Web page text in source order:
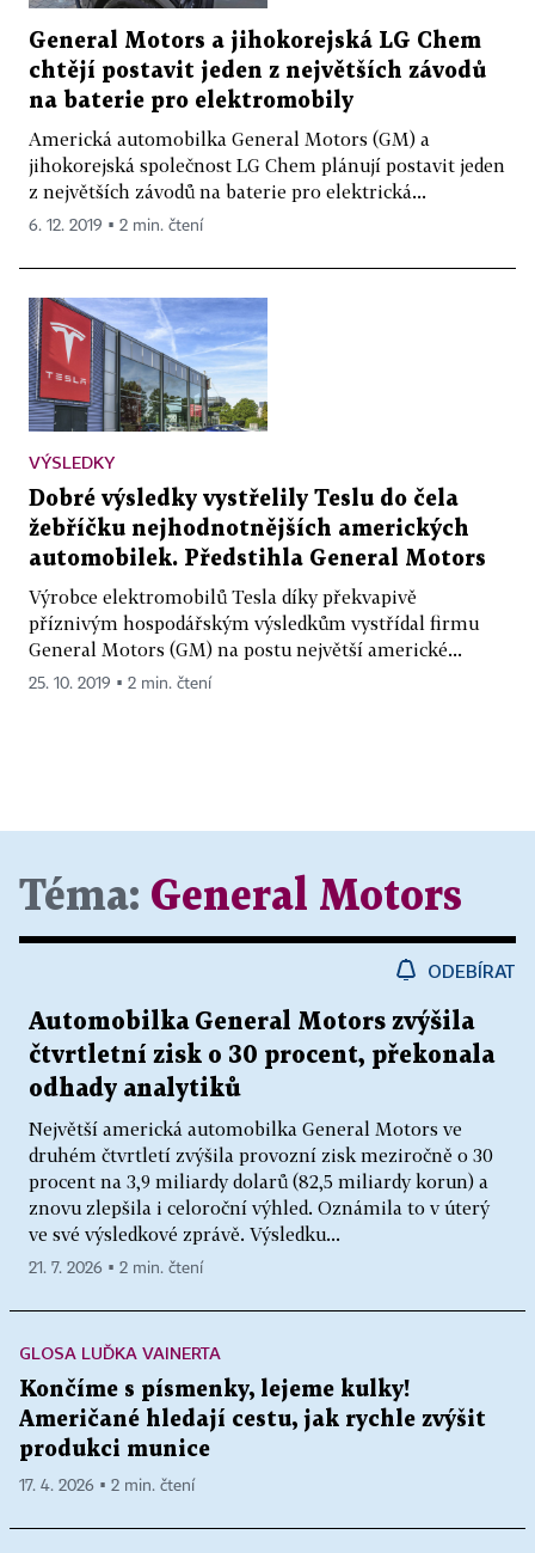
General Motors a jihokorejská LG Chem
chtějí postavit jeden z největších závodů
na baterie pro elektromobily
Americká automobilka General Motors (GM) a
jihokorejská společnost LG Chem plánují postavit jeden
z největších závodů na baterie pro elektrická...
6. 12. 2019 ▪ 2 min. čtení
VÝSLEDKY
Dobré výsledky vystřelily Teslu do čela
žebříčku nejhodnotnějších amerických
automobilek. Předstihla General Motors
Výrobce elektromobilů Tesla díky překvapivě
příznivým hospodářským výsledkům vystřídal firmu
General Motors (GM) na postu největší americké...
25. 10. 2019 ▪ 2 min. čtení
Téma: General Motors
ODEBÍRAT
Automobilka General Motors zvýšila
čtvrtletní zisk o 30 procent, překonala
odhady analytiků
Největší americká automobilka General Motors ve
druhém čtvrtletí zvýšila provozní zisk meziročně o 30
procent na 3,9 miliardy dolarů (82,5 miliardy korun) a
znovu zlepšila i celoroční výhled. Oznámila to v úterý
ve své výsledkové zprávě. Výsledku...
21. 7. 2026 ▪ 2 min. čtení
GLOSA LUĎKA VAINERTA
Končíme s písmenky, lejeme kulky!
Američané hledají cestu, jak rychle zvýšit
produkci munice
17. 4. 2026 ▪ 2 min. čtení